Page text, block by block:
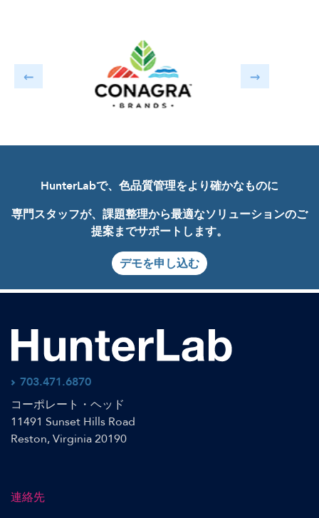
HunterLabで、色品質管理をより確かなものに
専門スタッフが、課題整理から最適なソリューションのご
提案までサポートします。
デモを申し込む
703.471.6870
コーポレート・ヘッド
11491 Sunset Hills Road
Reston, Virginia 20190
連絡先